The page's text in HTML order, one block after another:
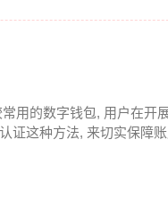
用的数字钱包, 用户在开
证这种方法, 来切实保障